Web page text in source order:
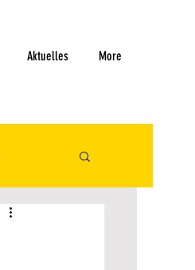
Aktuelles More